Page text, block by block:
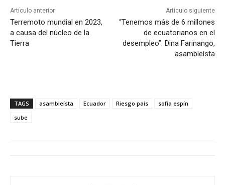
Artículo anterior
Terremoto mundial en 2023,
a causa del núcleo de la
Tierra
Artículo siguiente
“Tenemos más de 6 millones
de ecuatorianos en el
desempleo”. Dina Farinango,
asambleísta
TAGS asambleísta Ecuador Riesgo país
sofía espín
sube